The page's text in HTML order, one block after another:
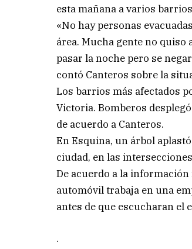
esta mañana a varios
«No hay personas
área. Mucha gente no quiso
pasar la noche pero se
contó Canteros sobre la
Los barrios más afectados
Victoria. Bomberos
de acuerdo a Canteros.
En Esquina, un árbol
ciudad, en las
De acuerdo a la
automóvil trabaja en una
antes de que escucharan el
.